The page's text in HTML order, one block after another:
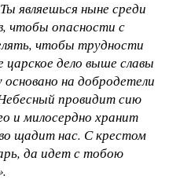
являешься ныне среди
чтобы опасности с
чтобы трудности
дело выше славы
основано на добродетели
провидит сию
и милосердно хранит
щадит нас. С крестом
да идет с тобою